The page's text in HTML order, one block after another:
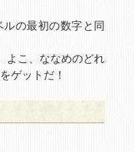
の最初の数字と同
よこ、ななめのどれ
ゲットだ！